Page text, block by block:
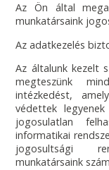
Az Ön által
munkatársaink
Az adatkezelés
Az általunk kezelt
megteszünk
intézkedést,
védettek
jogosulatlan
informatikai
jogosultsági
munkatársaink